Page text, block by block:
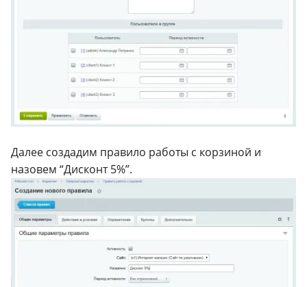
Далее создадим правило работы с корзиной и
назовем “Дисконт 5%”.